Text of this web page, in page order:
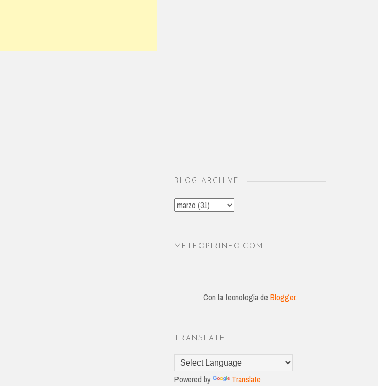
BLOG ARCHIVE
METEOPIRINEO.COM
Con la tecnología deBlogger.
TRANSLATE
Powered by Translate